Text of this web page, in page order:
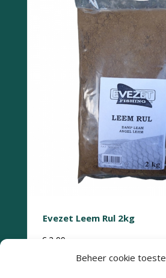
Beheer cookie
Evezet Leem Rul 2kg
€ 2,99